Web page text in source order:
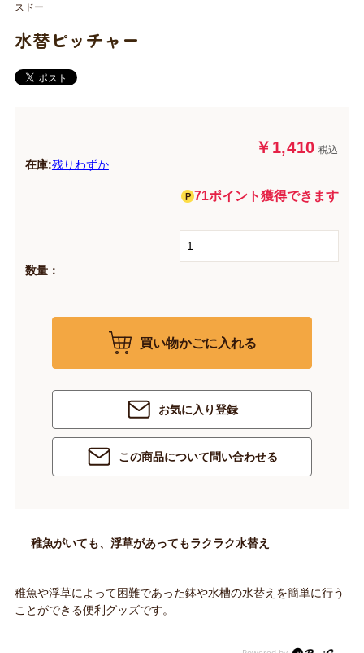
水替ピッチャー
￥1,410 税込
在庫:残りわずか
71ポイント獲得できます
数量：
買い物かごに入れる
お気に入り登録
この商品について問い合わせる
スドー
稚魚がいても、浮草があってもラクラク水替え
稚魚や浮草によって困難であった鉢や水槽の水替えを簡単に行う
ことができる便利グッズです。